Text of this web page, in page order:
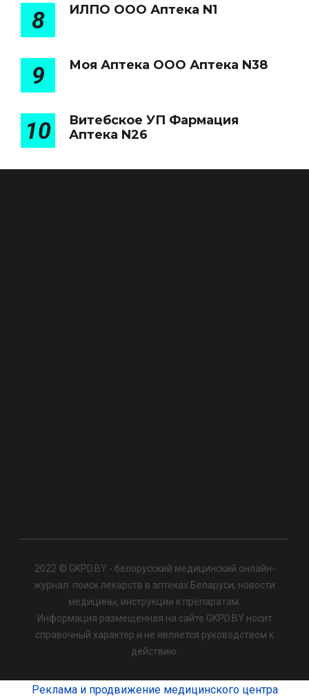
8 ИЛПО ООО Аптека N1
9 Моя Аптека ООО Аптека N38
10
Витебское УП Фармация
Аптека N26
2022 © GKPD.BY - белорусский медицинский онлайн-
журнал: поиск лекарств в аптеках Беларуси, новости
медицины, инструкции к препаратам.
Информация размещенная на сайте GKPD.BY носит
справочный характер и не является руководством к
действию.
Реклама и продвижение медицинского центра